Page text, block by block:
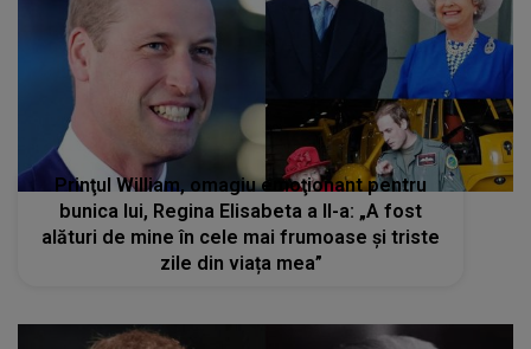
Prinţul William, omagiu emoţionant pentru
bunica lui, Regina Elisabeta a II-a: „A fost
alături de mine în cele mai frumoase și triste
zile din viața mea”